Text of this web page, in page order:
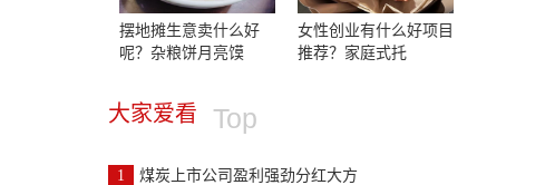
摆地摊生意卖什么好
呢？杂粮饼月亮馍
女性创业有什么好项目
推荐？家庭式托
大家爱看 Top
1 煤炭上市公司盈利强劲分红大方